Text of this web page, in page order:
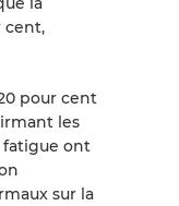
cent,
pour cent
les
fatigue ont
sur la